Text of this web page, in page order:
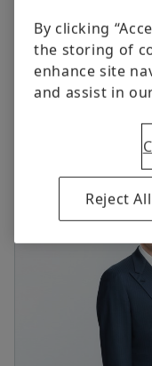
测服务等丰富的
拥有约110,000名
有250多个分支机
也是德国最具创
By clicking
the storing of
enhance site
and assist in
Reject All